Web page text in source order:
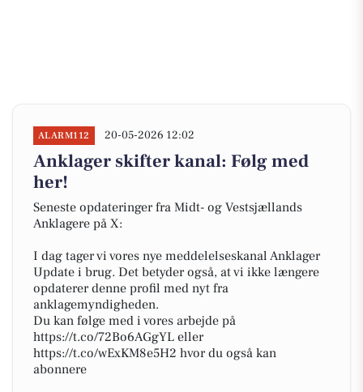
ALARM112 20-05-2026 12:02
Anklager skifter kanal: Følg med
her!
Seneste opdateringer fra Midt- og Vestsjællands
Anklagere på X:
I dag tager vi vores nye meddelelseskanal Anklager
Update i brug. Det betyder også, at vi ikke længere
opdaterer denne profil med nyt fra
anklagemyndigheden.
Du kan følge med i vores arbejde på
https://t.co/72Bo6AGgYL eller
https://t.co/wExKM8e5H2 hvor du også kan
abonnere